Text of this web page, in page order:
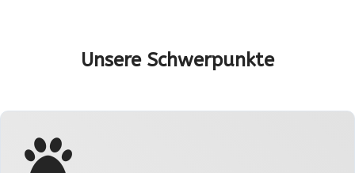
Unsere Schwerpunkte